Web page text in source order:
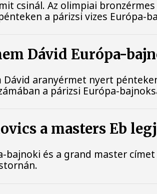
csinál. Az olimpiai
a párizsi vizes Európa-
Dávid Európa-
Dávid aranyérmet nyert
a párizsi Európa-
a masters Eb
bajnoki és a grand master